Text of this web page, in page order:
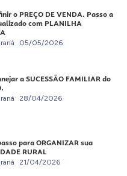
o PREÇO DE VENDA. Passo a
com PLANILHA
05/05/2026
a SUCESSÃO FAMILIAR do
28/04/2026
para ORGANIZAR sua
RURAL
21/04/2026